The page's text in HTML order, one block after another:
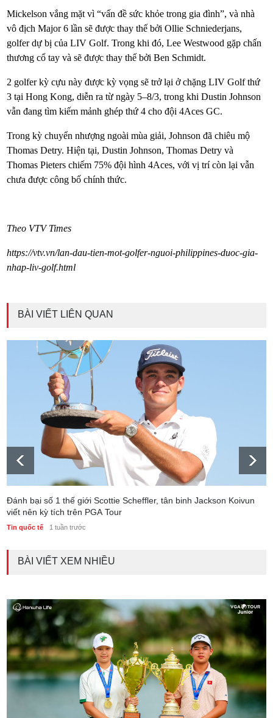
Mickelson vắng mặt vì “vấn đề sức khỏe trong gia đình”, và nhà
vô địch Major 6 lần sẽ được thay thế bởi Ollie Schniederjans,
golfer dự bị của LIV Golf. Trong khi đó, Lee Westwood gặp chấn
thương cổ tay và sẽ được thay thế bởi Ben Schmidt.
2 golfer kỳ cựu này được kỳ vọng sẽ trở lại ở chặng LIV Golf thứ
3 tại Hong Kong, diễn ra từ ngày 5–8/3, trong khi Dustin Johnson
vẫn đang tìm kiếm mảnh ghép thứ 4 cho đội 4Aces GC.
Trong kỳ chuyển nhượng ngoài mùa giải, Johnson đã chiêu mộ
Thomas Detry. Hiện tại, Dustin Johnson, Thomas Detry và
Thomas Pieters chiếm 75% đội hình 4Aces, với vị trí còn lại vẫn
chưa được công bố chính thức.
Theo VTV Times
https://vtv.vn/lan-dau-tien-mot-golfer-nguoi-philippines-duoc-gia-
nhap-liv-golf.html
BÀI VIẾT LIÊN QUAN
Đánh bại số 1 thế giới Scottie Scheffler, tân binh Jackson Koivun
viết nên kỳ tích trên PGA Tour
Tin quốc tế 1 tuần trước
BÀI VIẾT XEM NHIỀU